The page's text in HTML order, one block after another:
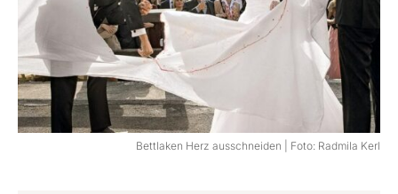
Bettlaken Herz ausschneiden | Foto: Radmila Kerl